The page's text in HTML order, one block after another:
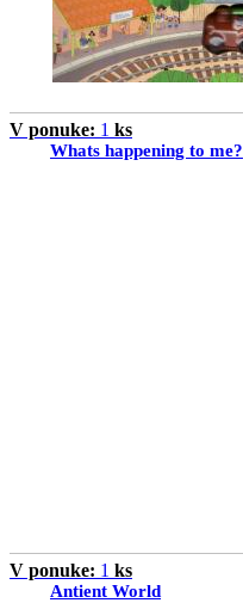
V ponuke: 1 ks
Whats happening to me?
V ponuke: 1 ks
Antient World